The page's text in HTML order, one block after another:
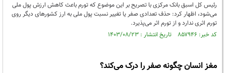
رئیس کل اسبق بانک مرکزی با تصریح بر این موضوع که تورم باعث کاهش ارزش پول ملی
می‌شود، اظهار کرد: حذف تعدادی صفر یا تغییر نسبت پول ملی به ارز کشورهای دیگر روی
تورم اثری ندارد و از تورم اثر می‌پذیرد.
کد خبر: ۸۵۷۹۴۶ تاریخ انتشار : ۱۴۰۳/۰۸/۲۳
مغز انسان چگونه صفر را درک می‌کند؟